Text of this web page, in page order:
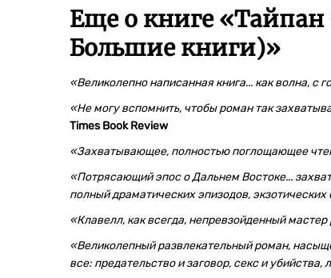
Еще о книге «Тайпан
Большие книги)»
«Великолепно написанная книга... как волна, с
«Не могу вспомнить, чтобы роман так
Times Book Review
«Захватывающее, полностью поглощающее
«Потрясающий эпос о Дальнем Востоке...
полный драматических эпизодов,
«Клавелл, как всегда, непревзойденный мастер
«Великолепный развлекательный роман,
все: предательство и заговор, секс и убийства,